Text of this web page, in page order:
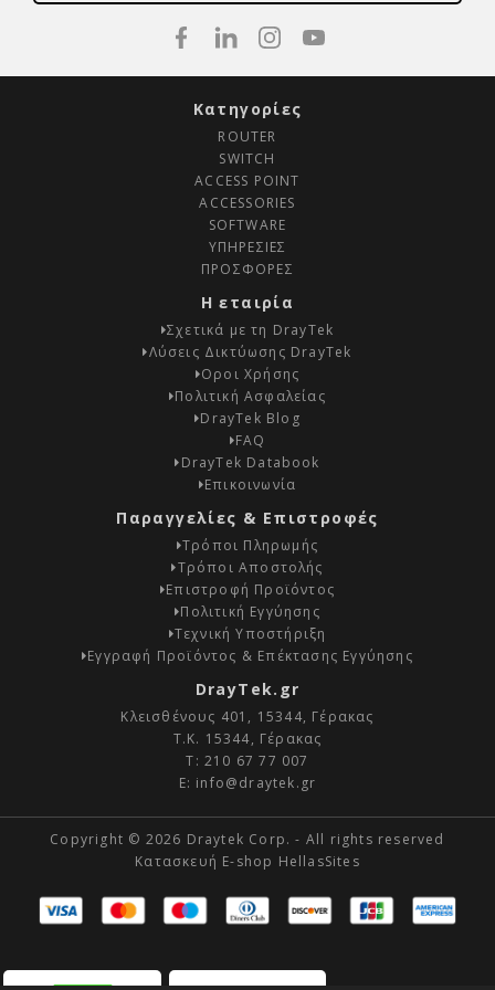
Κατηγορίες
ROUTER
SWITCH
ACCESS POINT
ACCESSORIES
SOFTWARE
ΥΠΗΡΕΣΙΕΣ
ΠΡΟΣΦΟΡΕΣ
Η εταιρία
Σχετικά με τη DrayTek
Λύσεις Δικτύωσης DrayTek
Οροι Χρήσης
Πολιτική Ασφαλείας
DrayTek Blog
FAQ
DrayTek Databook
Επικοινωνία
Παραγγελίες & Επιστροφές
Τρόποι Πληρωμής
Τρόποι Αποστολής
Επιστροφή Προϊόντος
Πολιτική Εγγύησης
Τεχνική Υποστήριξη
Εγγραφή Προϊόντος & Επέκτασης Εγγύησης
DrayTek.gr
Κλεισθένους 401, 15344, Γέρακας
Τ.Κ. 15344, Γέρακας
Τ: 210 67 77 007
E: info@draytek.gr
Copyright © 2026 Draytek Corp. - All rights reserved
Κατασκευή E-shop HellasSites